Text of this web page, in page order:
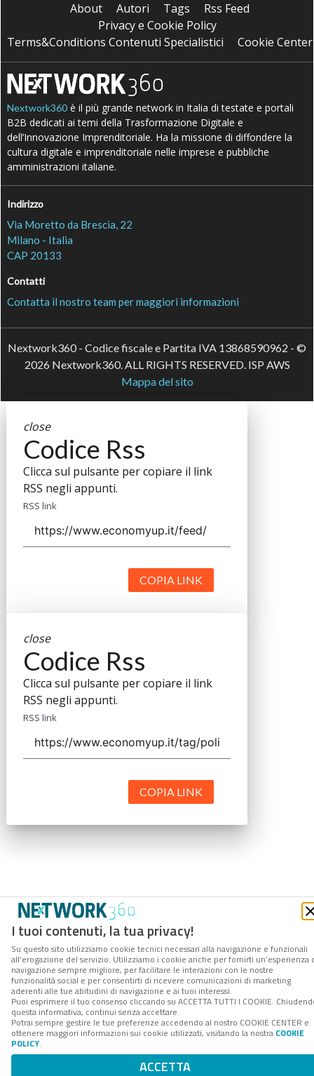
I tuoi contenuti, la tua privacy!
Su questo sito utilizziamo cookie tecnici necessari alla navigazione e funzionali
all’erogazione del servizio. Utilizziamo i cookie anche per fornirti un’esperienza
navigazione sempre migliore, per facilitare le interazioni con le nostre
funzionalità social e per consentirti di ricevere comunicazioni di marketing
aderenti alle tue abitudini di navigazione e ai tuoi interessi.
Puoi esprimere il tuo consenso cliccando su ACCETTA TUTTI I COOKIE.
questa informativa, continui senza accettare.
Potrai sempre gestire le tue preferenze accedendo al nostro COOKIE CENTER e
ottenere maggiori informazioni sui cookie utilizzati, visitando la nostra COOKIE
POLICY.
ACCETTA
About Autori Tags
Rss Feed
Privacy e Cookie Policy
Terms&Conditions Contenuti Specialistici
Cookie Center
Nextwork360 è il più grande network in Italia di testate e portali
B2B dedicati ai temi della Trasformazione Digitale e
dell’Innovazione Imprenditoriale. Ha la missione di diffondere la
cultura digitale e imprenditoriale nelle imprese e pubbliche
amministrazioni italiane.
Indirizzo
Via Moretto da Brescia, 22
Milano - Italia
CAP 20133
Contatti
Contatta il nostro team per maggiori informazioni
Nextwork360 - Codice fiscale e Partita IVA 13868590962 - ©
2026 Nextwork360. ALL RIGHTS RESERVED. ISP AWS
Mappa del sito
close
Codice Rss
Clicca sul pulsante per copiare il link
RSS negli appunti.
RSS link
COPIA LINK
close
Codice Rss
Clicca sul pulsante per copiare il link
RSS negli appunti.
RSS link
COPIA LINK